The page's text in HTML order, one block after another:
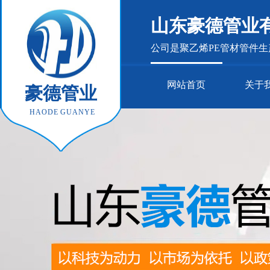
豪德管业
HAODE GUANYE
山东豪德管业
公司是聚乙烯PE管材管件
网站首页 关于